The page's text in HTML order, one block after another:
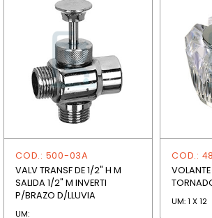
COD.: 500-03A
VALV TRANSF DE 1/2" H M
SALIDA 1/2" M INVERTI
P/BRAZO D/LLUVIA
UM:
COD.:
UM: 1 X 12